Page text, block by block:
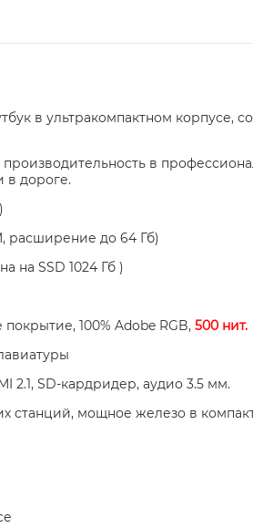
в ультракомпактном корпусе,
в
в дороге.
расширение до 64 Гб)
на SSD 1024 Гб )
100% Adobe RGB, 500 нит.
2.1, SD‑кардридер, аудио 3.5 мм.
станций, мощное железо в